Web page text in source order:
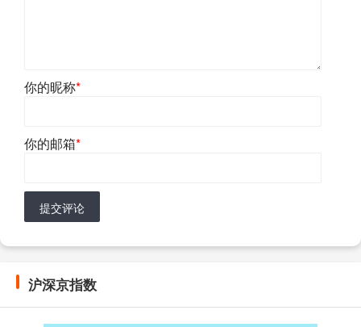
你的昵称*
你的邮箱*
提交评论
沪深京指数